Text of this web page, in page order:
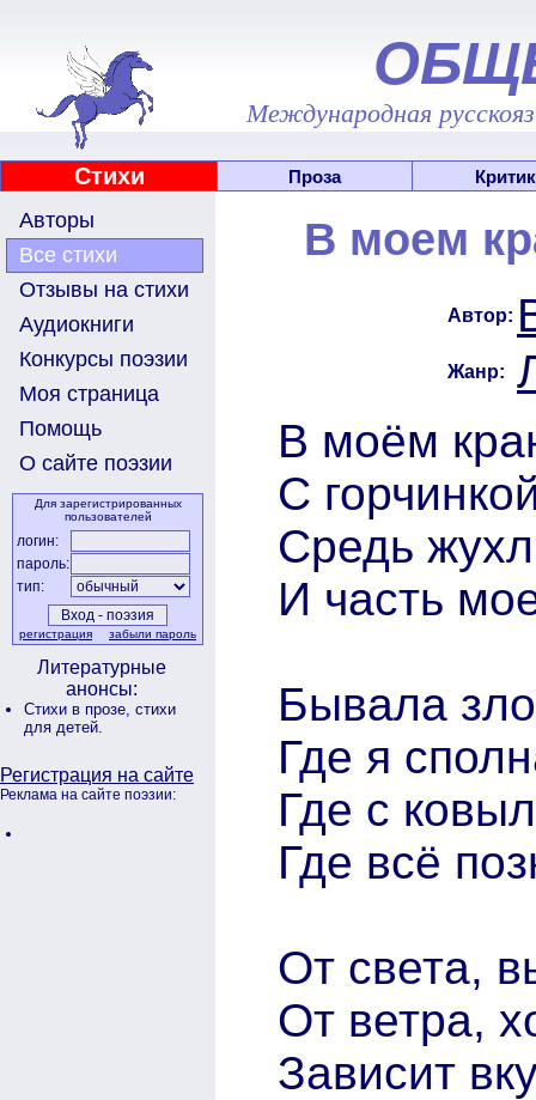
Международная
Стихи Проза
Авторы
Все стихи
Отзывы на стихи
Аудиокниги
Конкурсы поэзии
Моя страница
Помощь
О сайте поэзии
Для зарегистрированных
пользователей
логин:
пароль:
тип:
регистрация забыли пароль
Литературные
анонсы:
Стихи в прозе, стихи
для детей.
Регистрация на сайте
Реклама на сайте поэзии:
В моем
Автор:
Жанр:
В моём
С
Средь
И часть
Бывала
Где я
Где с
Где всё
От света,
От ветра,
Зависит